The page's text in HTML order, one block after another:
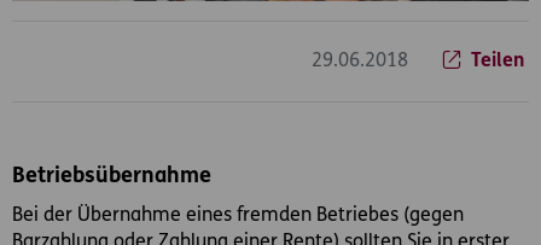
29.06.2018 Teilen
Betriebsübernahme
Bei der Übernahme eines fremden Betriebes (gegen